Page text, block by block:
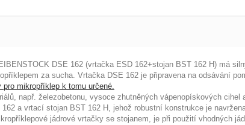
DSE 162 (vrtačka ESD 162+stojan BST 162 H) má
za sucha. Vrtačka DSE 162 je připravena na odsávání
pro mikropříklep k tomu určené.
např. železobetonu, vysoce zhutněných vápenopískových
a vrtací stojan BST 162 H, jehož robustní konstrukce je
jádrové vrtačky se stojanem, je při použití vhodných